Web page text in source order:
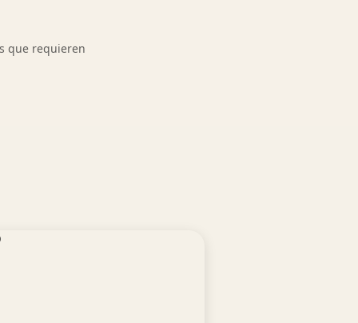
que requieren